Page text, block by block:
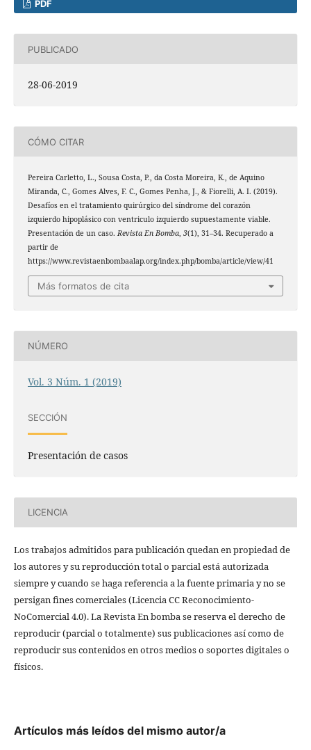
PDF
PUBLICADO
28-06-2019
CÓMO CITAR
Pereira Carletto, L., Sousa Costa, P., da Costa Moreira, K., de Aquino
Miranda, C., Gomes Alves, F. C., Gomes Penha, J., & Fiorelli, A. I. (2019).
Desafíos en el tratamiento quirúrgico del síndrome del corazón
izquierdo hipoplásico con ventriculo izquierdo supuestamente viable.
Presentación de un caso. Revista En Bomba, 3(1), 31–34. Recuperado a
partir de
https://www.revistaenbombaalap.org/index.php/bomba/article/view/41
Más formatos de cita
NÚMERO
Vol. 3 Núm. 1 (2019)
SECCIÓN
Presentación de casos
LICENCIA
Los trabajos admitidos para publicación quedan en propiedad de
los autores y su reproducción total o parcial está autorizada
siempre y cuando se haga referencia a la fuente primaria y no se
persigan fines comerciales (Licencia CC Reconocimiento-
NoComercial 4.0). La Revista En bomba se reserva el derecho de
reproducir (parcial o totalmente) sus publicaciones así como de
reproducir sus contenidos en otros medios o soportes digitales o
físicos.
Artículos más leídos del mismo autor/a